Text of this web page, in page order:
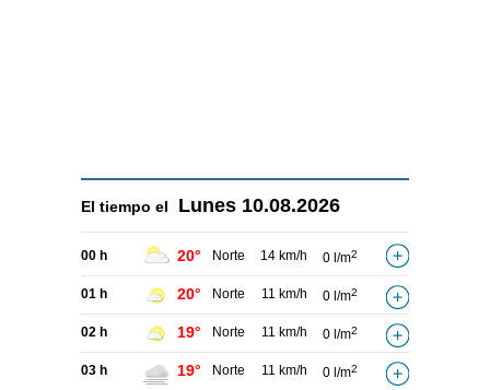
El tiempo el Lunes 10.08.2026
00 h 20° Norte 14 km/h 0 l/m2
01 h 20° Norte 11 km/h 0 l/m2
02 h 19° Norte 11 km/h 0 l/m2
03 h 19° Norte 11 km/h 0 l/m2